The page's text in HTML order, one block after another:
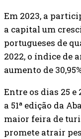
Em 2023, a
a capital um
portugueses de
2022, o índice de
aumento de
Entre os dias 25 e
a 51ª edição da
maior feira de
promete atrair